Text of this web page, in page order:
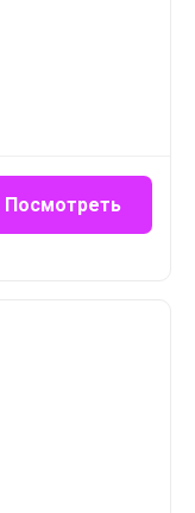
Посмотреть